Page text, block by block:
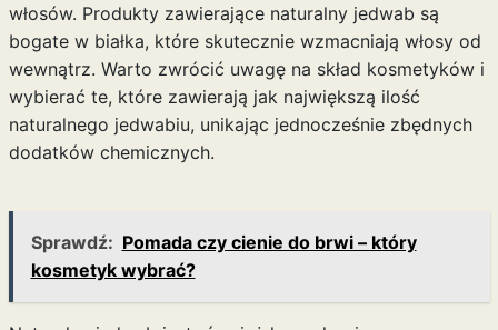
włosów. Produkty zawierające naturalny jedwab są
bogate w białka, które skutecznie wzmacniają włosy od
wewnątrz. Warto zwrócić uwagę na skład kosmetyków i
wybierać te, które zawierają jak największą ilość
naturalnego jedwabiu, unikając jednocześnie zbędnych
dodatków chemicznych.
Sprawdź: Pomada czy cienie do brwi – który
kosmetyk wybrać?